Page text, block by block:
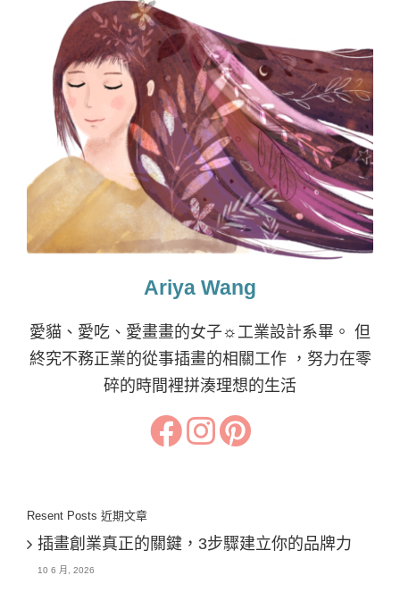
Ariya Wang
愛貓、愛吃、愛畫畫的女子☼工業設計系畢。 但
終究不務正業的從事插畫的相關工作 ，努力在零
碎的時間裡拼湊理想的生活
Resent Posts 近期文章
插畫創業真正的關鍵，3步驟建立你的品牌力
10 6 月, 2026